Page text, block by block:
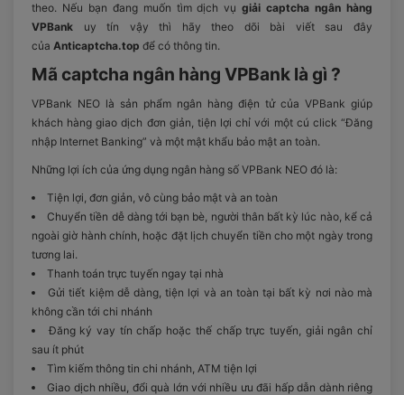
theo. Nếu bạn đang muốn tìm dịch vụgiải captcha ngân hàng
VPBank uy tín vậy thì hãy theo dõi bài viết sau đây
của Anticaptcha.top để có thông tin.
Mã captcha ngân hàng VPBank là gì ?
VPBank NEO là sản phẩm ngân hàng điện tử của VPBank giúp
khách hàng giao dịch đơn giản, tiện lợi chỉ với một cú click “Đăng
nhập Internet Banking” và một mật khẩu bảo mật an toàn.
Những lợi ích của ứng dụng ngân hàng số VPBank NEO đó là:
Tiện lợi, đơn giản, vô cùng bảo mật và an toàn
Chuyển tiền dễ dàng tới bạn bè, người thân bất kỳ lúc nào, kể cả
ngoài giờ hành chính, hoặc đặt lịch chuyển tiền cho một ngày trong
tương lai.
Thanh toán trực tuyến ngay tại nhà
Gửi tiết kiệm dễ dàng, tiện lợi và an toàn tại bất kỳ nơi nào mà
không cần tới chi nhánh
Đăng ký vay tín chấp hoặc thế chấp trực tuyến, giải ngân chỉ
sau ít phút
Tìm kiếm thông tin chi nhánh, ATM tiện lợi
Giao dịch nhiều, đổi quà lớn với nhiều ưu đãi hấp dẫn dành riêng